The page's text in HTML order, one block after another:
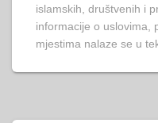
islamskih, društvenih i
informacije o uslovima,
mjestima nalaze se u